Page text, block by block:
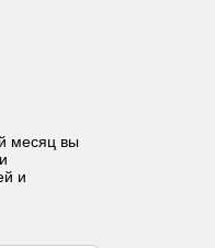
месяц вы
и